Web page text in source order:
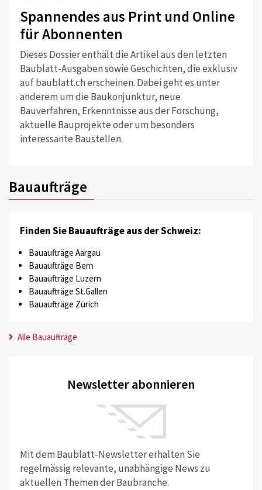
Spannendes aus Print und Online
für Abonnenten
Dieses Dossier enthält die Artikel aus den letzten
Baublatt-Ausgaben sowie Geschichten, die exklusiv
auf baublatt.ch erscheinen. Dabei geht es unter
anderem um die Baukonjunktur, neue
Bauverfahren, Erkenntnisse aus der Forschung,
aktuelle Bauprojekte oder um besonders
interessante Baustellen.
Bauaufträge
Finden Sie Bauaufträge aus der Schweiz:
Bauaufträge Aargau
Bauaufträge Bern
Bauaufträge Luzern
Bauaufträge St.Gallen
Bauaufträge Zürich
Alle Bauaufträge
Newsletter abonnieren
Mit dem Baublatt-Newsletter erhalten Sie
regelmässig relevante, unabhängige News zu
aktuellen Themen der Baubranche.